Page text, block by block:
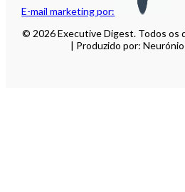
E-mail marketing por:
© 2026 Executive Digest. Todos os
| Produzido por: